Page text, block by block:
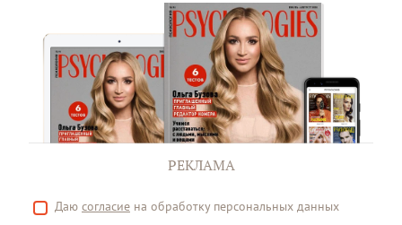
РЕКЛАМА
Даю согласие на обработку персональных данных